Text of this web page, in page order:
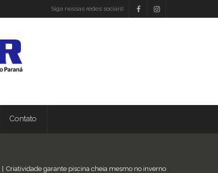
Siga nossas redes sociais!
Contato
Criatividade garante piscina cheia mesmo no inverno